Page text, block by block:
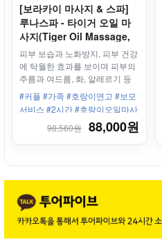
[보라카이 마사지 & 스파]
루나스파 - 타이거 오일 마
사지(Tiger Oil Massage,
호랑이 기름)
피부 보습과 노화방지, 피부 건강
에 탁월한 효과를 보이며 피부의
주름과 여드름, 화, 알레르기 등
다양한 피부질환에 도움이 됩니
다.
#커플 #가족 #호랑이연고 #보모
서비스 #2시간 #호랑이오일마사
지 #스테이션3 #피부재생 #임산
부 #샤워 #세탁 #타이거오일
98,560원 88,000원